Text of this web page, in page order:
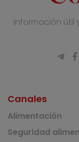
Información útil
Canales
Alimentación
Seguridad